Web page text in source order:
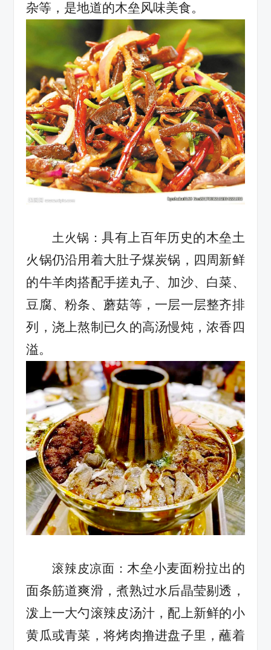
杂等，是地道的木垒风味美食。
土火锅：具有上百年历史的木垒土
火锅仍沿用着大肚子煤炭锅，四周新鲜
的牛羊肉搭配手搓丸子、加沙、白菜、
豆腐、粉条、蘑菇等，一层一层整齐排
列，浇上熬制已久的高汤慢炖，浓香四
溢。
滚辣皮凉面： 木垒小麦面粉拉出的
面条筋道爽滑，煮熟过水后晶莹剔透，
泼上一大勺滚辣皮汤汁，配上新鲜的小
黄瓜或青菜，将烤肉撸进盘子里，蘸着